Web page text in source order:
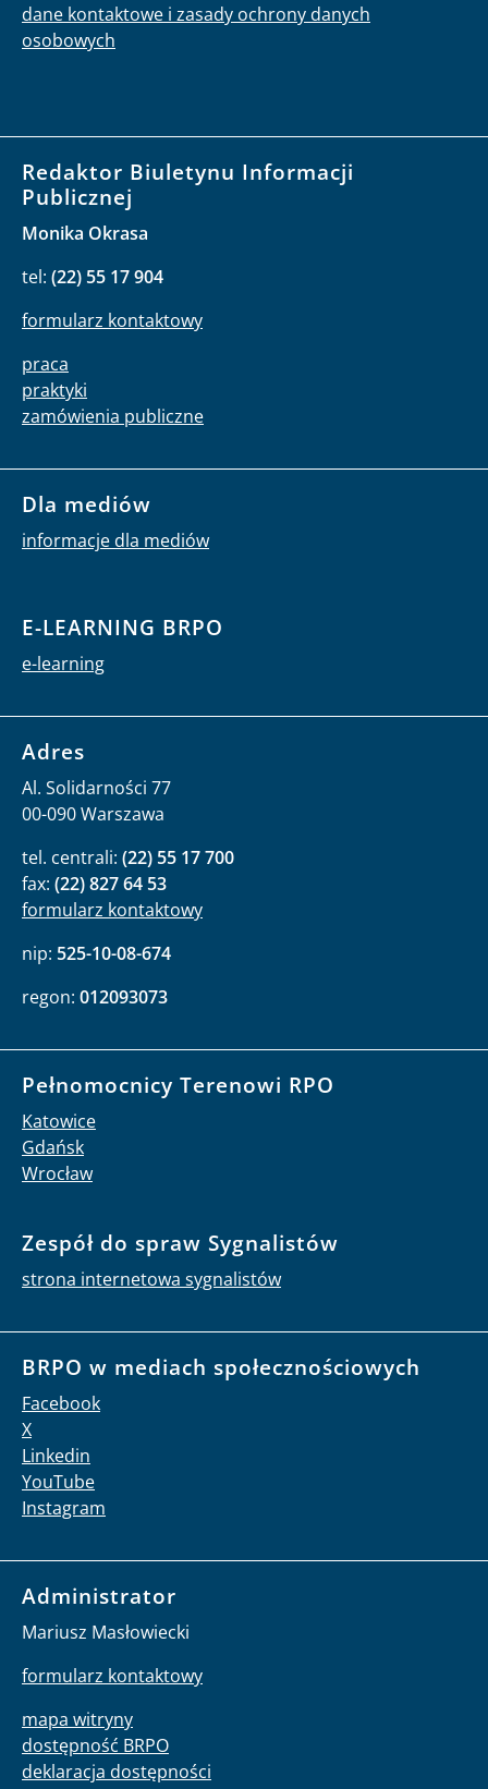
dane kontaktowe i zasady ochrony danych
osobowych
Redaktor Biuletynu Informacji
Publicznej
Monika Okrasa
tel: (22) 55 17 904
formularz kontaktowy
praca
praktyki
zamówienia publiczne
Dla mediów
informacje dla mediów
E-LEARNING BRPO
e-learning
Adres
Al. Solidarności 77
00-090 Warszawa
tel. centrali: (22) 55 17 700
fax: (22) 827 64 53
formularz kontaktowy
nip: 525-10-08-674
regon: 012093073
Pełnomocnicy Terenowi RPO
Katowice
Gdańsk
Wrocław
Zespół do spraw Sygnalistów
strona internetowa sygnalistów
BRPO w mediach społecznościowych
Facebook
X
Linkedin
YouTube
Instagram
Administrator
Mariusz Masłowiecki
formularz kontaktowy
mapa witryny
dostępność BRPO
deklaracja dostępności